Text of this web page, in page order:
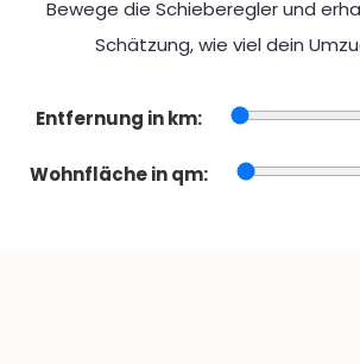
Bewege die Schieberegler und
Schätzung, wie viel dein
Entfernung in km:
Wohnfläche in qm: